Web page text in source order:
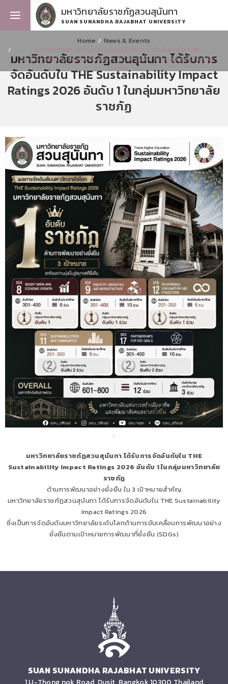
มหาวิทยาลัยราชภัฏสวนสุนันทา
SUAN SUNANDHA RAJABHAT UNIVERSITY
Home
News & Events
Sustainability Impact Ratings 2026 อันดับ 1 ในกลุ่มมหาวิทยาลัย
ราชภัฏ
มหาวิทยาลัยราชภัฏสวนสุนันทา ได้รับการ
จัดอันดับใน THE Sustainability Impact
Ratings 2026 อันดับ 1 ในกลุ่มมหาวิทยาลัย
ราชภัฏ
.
มหาวิทยาลัยราชภัฏสวนสุนันทา ได้รับการจัดอันดับใน THE
Sustainability Impact Ratings 2026 อันดับ 1 ในกลุ่มมหาวิทยาลัย
ราชภัฏ
ด้านการพัฒนาอย่างยั่งยืน ใน 3 เป้าหมายสำคัญ
มหาวิทยาลัยราชภัฏสวนสุนันทา ได้รับการจัดอันดับใน THE Sustainability
Impact Ratings 2026
ซึ่งเป็นการจัดอันดับมหาวิทยาลัยระดับโลกด้านการขับเคลื่อนการพัฒนาอย่าง
ยั่งยืนตามเป้าหมายการพัฒนาที่ยั่งยืน (SDGs)
SUAN SUNANDHA RAJABHAT UNIVERSITY